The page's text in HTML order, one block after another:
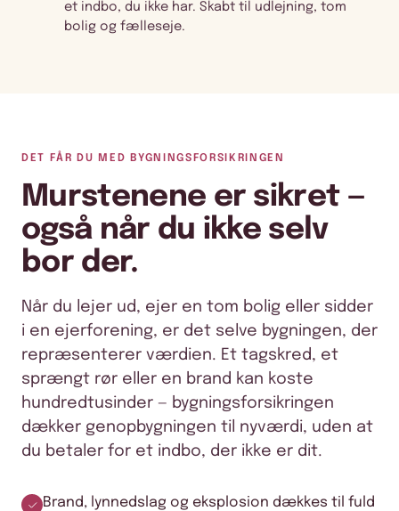
et indbo, du ikke har. Skabt til udlejning, tom
bolig og fælleseje.
DET FÅR DU MED BYGNINGSFORSIKRINGEN
Murstenene er sikret —
også når du ikke selv
bor der.
Når du lejer ud, ejer en tom bolig eller sidder
i en ejerforening, er det selve bygningen, der
repræsenterer værdien. Et tagskred, et
sprængt rør eller en brand kan koste
hundredtusinder — bygningsforsikringen
dækker genopbygningen til nyværdi, uden at
du betaler for et indbo, der ikke er dit.
Brand, lynnedslag og eksplosion dækkes til fuld